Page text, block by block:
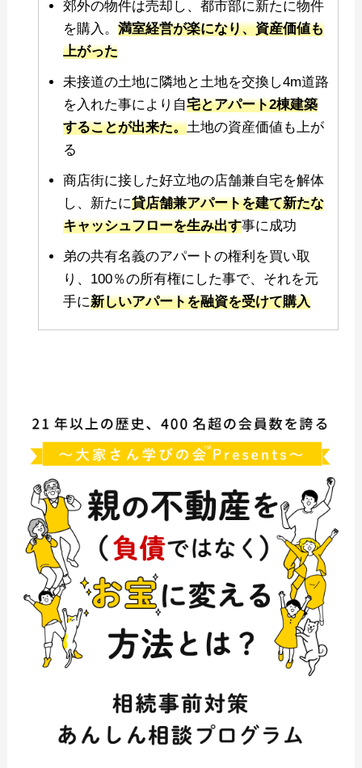
郊外の物件は売却し、都市部に新たに物件
を購入。満室経営が楽になり、資産価値も
上がった
未接道の土地に隣地と土地を交換し4m道路
を入れた事により自宅とアパート2棟建築
することが出来た。土地の資産価値も上が
る
商店街に接した好立地の店舗兼自宅を解体
し、新たに貸店舗兼アパートを建て新たな
キャッシュフローを生み出す事に成功
弟の共有名義のアパートの権利を買い取
り、100％の所有権にした事で、それを元
手に新しいアパートを融資を受けて購入